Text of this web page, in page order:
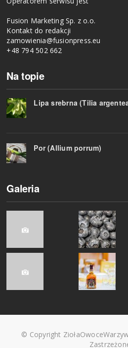
Fusion Marketing Sp. z o.o.
Kontakt do redakcji
zamowienia@fusionpress.eu
+48 794 502 662
Na topie
Lipa srebrna (Tilia
Por (Allium porrum)
Galeria
© Copyright